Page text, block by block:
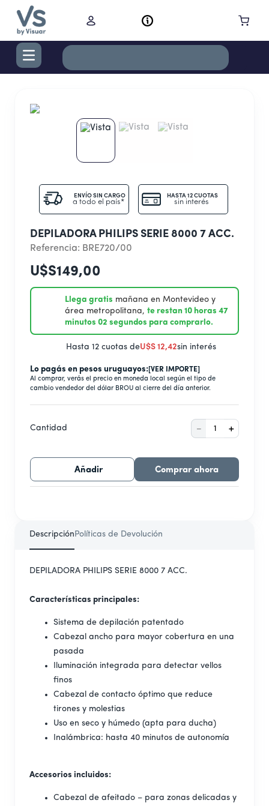
ENVÍO SIN CARGO
a todo el país*
HASTA 12 CUOTAS
sin interés
DEPILADORA PHILIPS SERIE 8000 7 ACC.
Referencia: BRE720/00
U$S149,00
Llega gratis mañana en Montevideo y
área metropolitana, te restan 10 horas 47
minutos 01 segundos para comprarlo.
Hasta 12 cuotas deU$S 12,42sin interés
Lo pagás en pesos uruguayos:[VER IMPORTE]
Al comprar, verás el precio en moneda local según el tipo de
cambio vendedor del dólar BROU al cierre del día anterior.
Cantidad ＋
－
Añadir Comprar ahora
DescripciónPolíticas de Devolución
DEPILADORA PHILIPS SERIE 8000 7 ACC.
Características principales:
Sistema de depilación patentado
Cabezal ancho para mayor cobertura en una
pasada
Iluminación integrada para detectar vellos
finos
Cabezal de contacto óptimo que reduce
tirones y molestias
Uso en seco y húmedo (apta para ducha)
Inalámbrica: hasta 40 minutos de autonomía
Accesorios incluidos:
Cabezal de afeitado – para zonas delicadas y
termo bremen 1,2 l ac inox
campana
5.
aire acondicionado inverter
6.
freidora
7.
radiadores
8.
cortacabello
9.
secarropas
10. secador